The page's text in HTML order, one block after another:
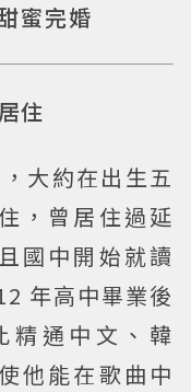
蜜完婚
住
大約在出生五
，曾居住過延
國中開始就讀
年高中畢業後
精通中文、韓
他能在歌曲中